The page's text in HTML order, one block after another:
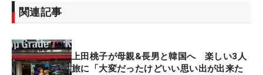
関連記事
上田桃子が母親&長男と韓国へ 楽しい3人
旅に「大変だったけどいい思い出が出来た